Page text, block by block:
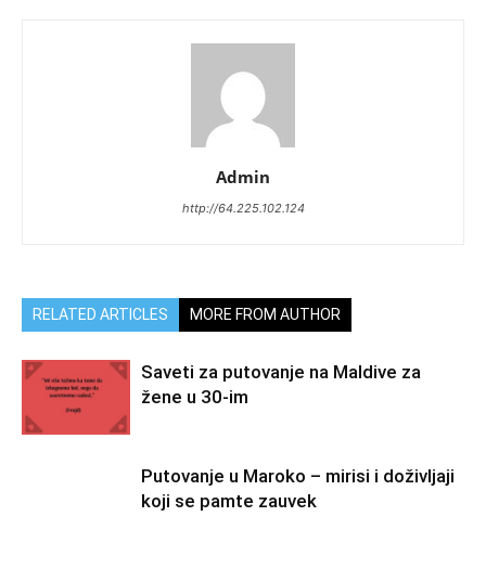
Admin
http://64.225.102.124
RELATED ARTICLES MORE FROM AUTHOR
Saveti za putovanje na Maldive za
žene u 30-im
Putovanje u Maroko – mirisi i doživljaji
koji se pamte zauvek